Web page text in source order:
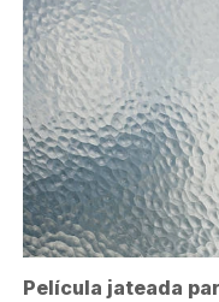
Película jateada